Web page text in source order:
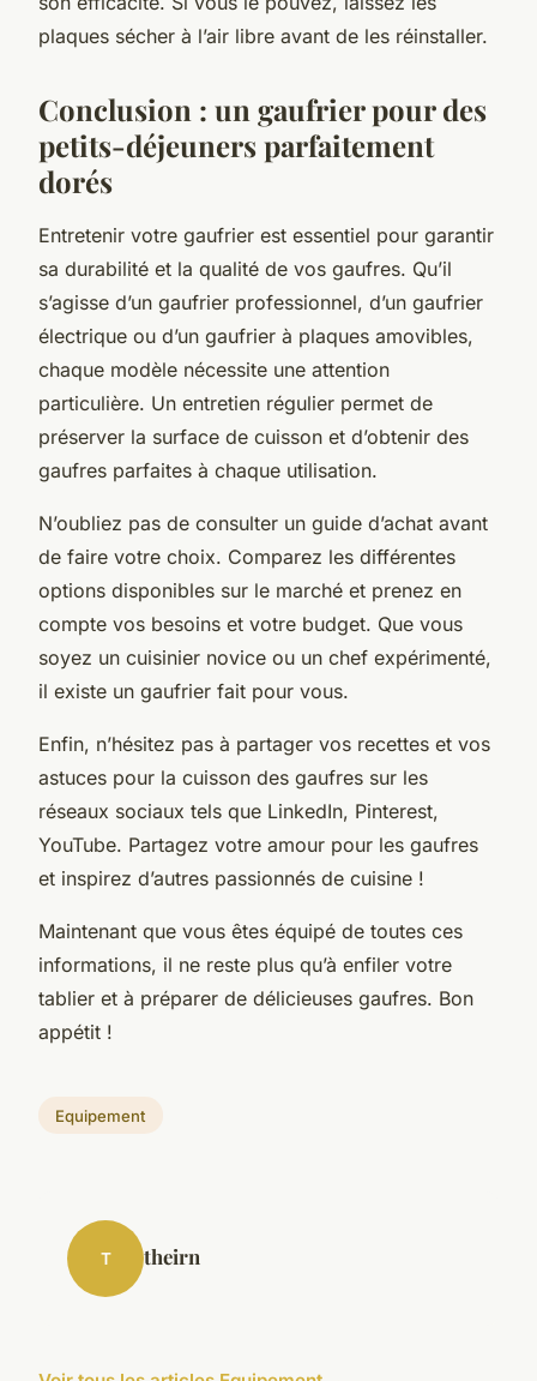
plaques sécher à l’air libre avant de les réinstaller.
Conclusion : un gaufrier pour des
petits-déjeuners parfaitement
dorés
Entretenir votre gaufrier est essentiel pour garantir
sa durabilité et la qualité de vos gaufres. Qu’il
s’agisse d’un gaufrier professionnel, d’un gaufrier
électrique ou d’un gaufrier à plaques amovibles,
chaque modèle nécessite une attention
particulière. Un entretien régulier permet de
préserver la surface de cuisson et d’obtenir des
gaufres parfaites à chaque utilisation.
N’oubliez pas de consulter un guide d’achat avant
de faire votre choix. Comparez les différentes
options disponibles sur le marché et prenez en
compte vos besoins et votre budget. Que vous
soyez un cuisinier novice ou un chef expérimenté,
il existe un gaufrier fait pour vous.
Enfin, n’hésitez pas à partager vos recettes et vos
astuces pour la cuisson des gaufres sur les
réseaux sociaux tels que LinkedIn, Pinterest,
YouTube. Partagez votre amour pour les gaufres
et inspirez d’autres passionnés de cuisine !
Maintenant que vous êtes équipé de toutes ces
informations, il ne reste plus qu’à enfiler votre
tablier et à préparer de délicieuses gaufres. Bon
appétit !
Equipement
T theirn